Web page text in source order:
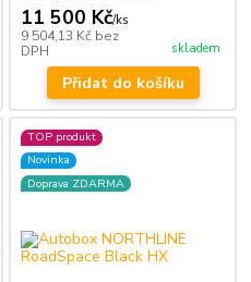
11 500 Kč/ks
9 504,13 Kč bez
DPH
skladem
Přidat do košíku
TOP produkt
Novinka
Doprava ZDARMA